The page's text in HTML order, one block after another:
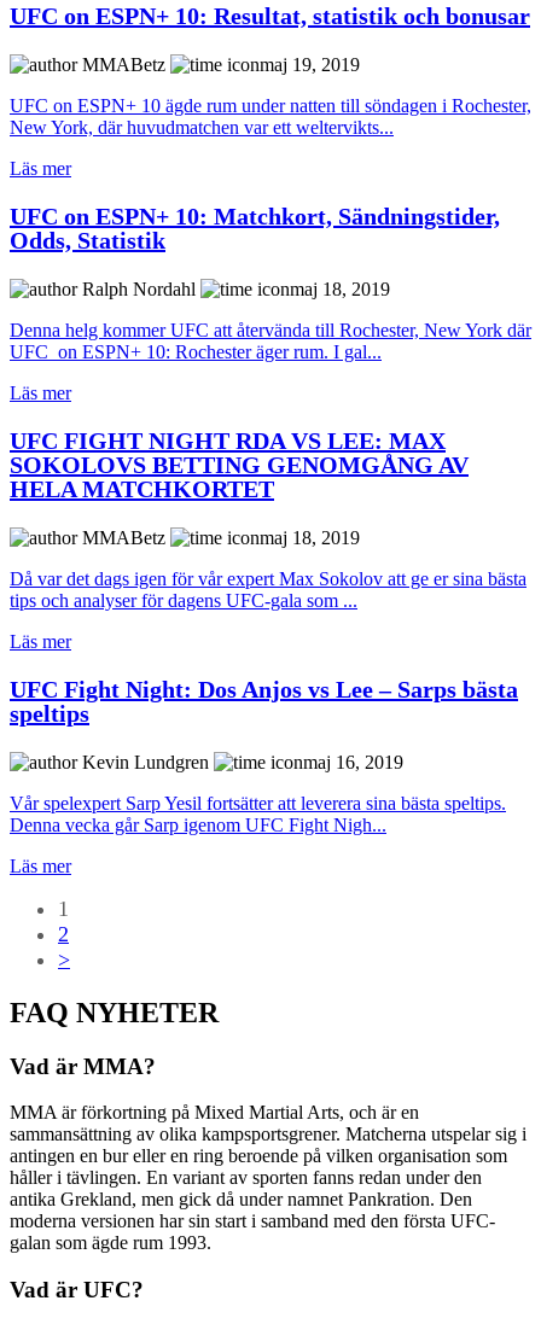
UFC on ESPN+ 10: Resultat, statistik och bonusar
MMABetz
maj 19, 2019
UFC on ESPN+ 10 ägde rum under natten till söndagen i Rochester,
New York, där huvudmatchen var ett weltervikts...
Läs mer
UFC on ESPN+ 10: Matchkort, Sändningstider,
Odds, Statistik
Ralph Nordahl
maj 18, 2019
Denna helg kommer UFC att återvända till Rochester, New York där
UFC on ESPN+ 10: Rochester äger rum. I gal...
Läs mer
UFC FIGHT NIGHT RDA VS LEE: MAX
SOKOLOVS BETTING GENOMGÅNG AV
HELA MATCHKORTET
MMABetz
maj 18, 2019
Då var det dags igen för vår expert Max Sokolov att ge er sina bästa
tips och analyser för dagens UFC-gala som ...
Läs mer
UFC Fight Night: Dos Anjos vs Lee – Sarps bästa
speltips
Kevin Lundgren
maj 16, 2019
Vår spelexpert Sarp Yesil fortsätter att leverera sina bästa speltips.
Denna vecka går Sarp igenom UFC Fight Nigh...
Läs mer
1
2
>
FAQ NYHETER
Vad är MMA?
MMA är förkortning på Mixed Martial Arts, och är en
sammansättning av olika kampsportsgrener. Matcherna utspelar sig i
antingen en bur eller en ring beroende på vilken organisation som
håller i tävlingen. En variant av sporten fanns redan under den
antika Grekland, men gick då under namnet Pankration. Den
moderna versionen har sin start i samband med den första UFC-
galan som ägde rum 1993.
Vad är UFC?